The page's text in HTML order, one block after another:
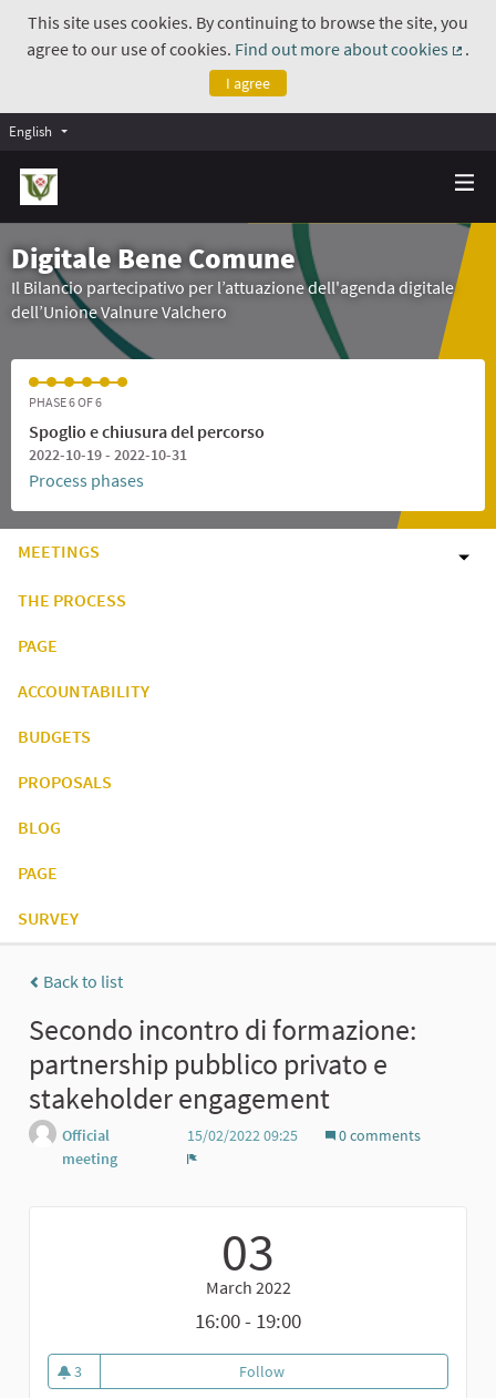
This site uses cookies. By continuing to browse the site, you
agree to our use of cookies. Find out more about cookies
.
I agree
English
Digitale Bene Comune
Il Bilancio partecipativo per l’attuazione dell'agenda digitale
dell’Unione Valnure Valchero
PHASE 6 OF 6
Spoglio e chiusura del percorso
2022-10-19 - 2022-10-31
Process phases
MEETINGS
THE PROCESS
PAGE
ACCOUNTABILITY
BUDGETS
PROPOSALS
BLOG
PAGE
SURVEY
Back to list
Secondo incontro di formazione:
partnership pubblico privato e
stakeholder engagement
Official
meeting
15/02/2022 09:25
0 comments
03
March 2022
16:00 - 19:00
3
3 followers
FollowSecondo incontro di